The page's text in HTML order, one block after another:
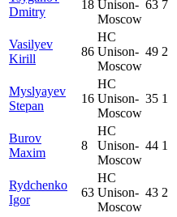
Dmitry
18 Unison-
Moscow
63 7
Vasilyev
Kirill
86
HC
Unison-
Moscow
49 2
Myslyayev
Stepan
16
HC
Unison-
Moscow
35 1
Burov
Maxim
8
HC
Unison-
Moscow
44 1
Rydchenko
Igor
63
HC
Unison-
Moscow
43 2